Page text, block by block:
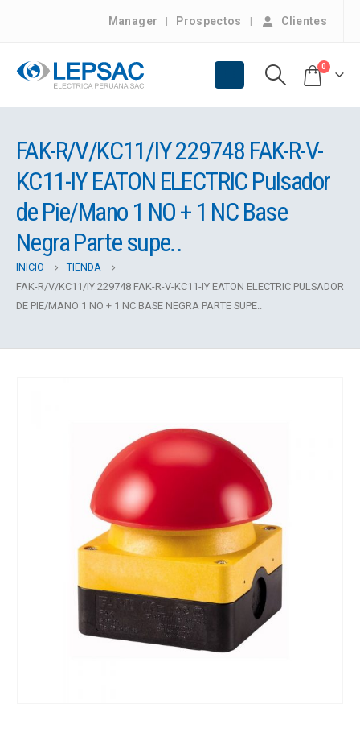
Manager Prospectos Clientes
0
FAK-R/V/KC11/IY 229748 FAK-R-V-
KC11-IY EATON ELECTRIC Pulsador
de Pie/Mano 1 NO + 1 NC Base
Negra Parte supe..
INICIO
TIENDA
FAK-R/V/KC11/IY 229748 FAK-R-V-KC11-IY EATON ELECTRIC PULSADOR
DE PIE/MANO 1 NO + 1 NC BASE NEGRA PARTE SUPE..